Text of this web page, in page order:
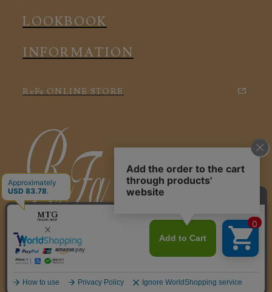
LOOKBOOK
INFORMATION
ReFa ONLINE STORE
特定商取引に関する法律に基づく表記 利用規約
会社概要
個人情報保護方針